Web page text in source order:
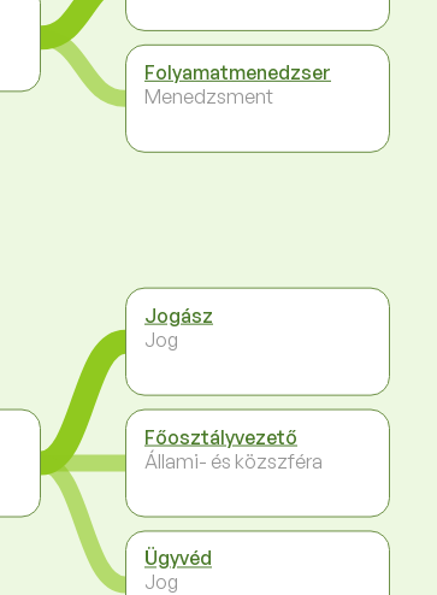
Folyamatmenedzser
Menedzsment
Jogász
Jog
Főosztályvezető
Állami- és közszféra
Ügyvéd
Jog